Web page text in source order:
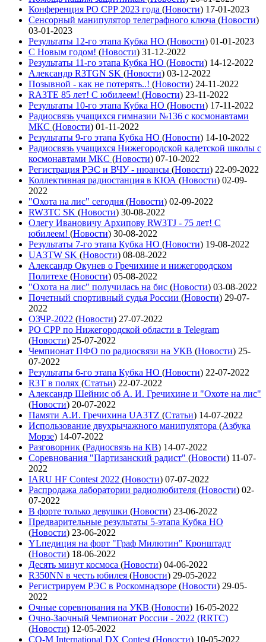
Конференция РО СРР 2023 года (Новости) 17-01-2023
Сенсорный манипулятор телеграфного ключа (Новости)
03-01-2023
Результаты 12-го этапа Кубка НО (Новости) 01-01-2023
С Новым годом! (Новости) 31-12-2022
Результаты 11-го этапа Кубка НО (Новости) 14-12-2022
Александр R3TGN SK (Новости) 03-12-2022
Позывной - как не потерять..! (Новости) 24-11-2022
RA3TE 85 лет! С юбилеем! (Новости) 23-11-2022
Результаты 10-го этапа Кубка НО (Новости) 17-11-2022
Радиосвязь учащихся гимназии №136 с космонавтами
МКС (Новости) 01-11-2022
Результаты 9-го этапа Кубка НО (Новости) 14-10-2022
Радиосвязь учащихся Нижегородской кадетской школы с
космонавтами МКС (Новости) 07-10-2022
Регистрация РЭС и ВЧУ - нюансы (Новости) 22-09-2022
Коллективная радиостанция в КЮА (Новости) 02-09-
2022
"Охота на лис" сегодня (Новости) 02-09-2022
RW3TC SK (Новости) 30-08-2022
Олегу Ивановичу Архипову RW3TJ - 75 лет! С
юбилеем! (Новости) 30-08-2022
Результаты 7-го этапа Кубка НО (Новости) 19-08-2022
UA3TW SK (Новости) 08-08-2022
Александр Окунев о Гречихине и нижегородском
Политехе (Новости) 05-08-2022
"Охота на лис" получилась на бис (Новости) 03-08-2022
Почетный спортивный судья России (Новости) 29-07-
2022
ОЗЧР-2022 (Новости) 27-07-2022
РО СРР по Нижегородской области в Telegram
(Новости) 25-07-2022
Чемпионат ПФО по радиосвязи на УКВ (Новости) 25-
07-2022
Результаты 6-го этапа Кубка НО (Новости) 22-07-2022
R3T в полях (Статьи) 22-07-2022
Александр Шейнис об А. И. Гречихине и "Охоте на лис"
(Новости) 20-07-2022
Памяти А.И. Гречихина UA3TZ (Статьи) 14-07-2022
Использование двухрычажного манипулятора (Азбука
Морзе) 14-07-2022
Разговорник (Радиосвязь на КВ) 14-07-2022
Соревнования "Партизанский радист" (Новости) 11-07-
2022
IARU HF Contest 2022 (Новости) 07-07-2022
Распродажа лаборатории радиолюбителя (Новости) 02-
07-2022
В форте только девушки (Новости) 23-06-2022
Предварительные результаты 5-этапа Кубка НО
(Новости) 23-06-2022
YLпедиция на форт "Граф Милютин" Кронштадт
(Новости) 18-06-2022
Десять минут космоса (Новости) 04-06-2022
R350NN в честь юбилея (Новости) 29-05-2022
Регистрируем РЭС в Роскомнадзоре (Новости) 29-05-
2022
Очные соревнования на УКВ (Новости) 16-05-2022
Очно-Заочный Чемпионат России - 2022 (RRTC)
(Новости) 12-05-2022
CQ-M International DX Contest (Новости) 10-05-2022